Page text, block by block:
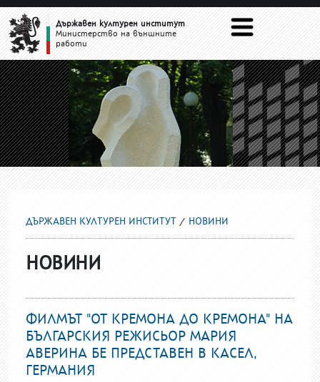
НОВИНИДържавен културен институт
Министерство на външните
работи
ДЪРЖАВЕН КУЛТУРЕН ИНСТИТУТ НОВИНИ
НОВИНИ
ФИЛМЪТ "ОТ КРЕМОНА ДО КРЕМОНА" НА
БЪЛГАРСКИЯ РЕЖИСЬОР МАРИЯ
АВЕРИНА БЕ ПРЕДСТАВЕН В КАСЕЛ,
ГЕРМАНИЯ